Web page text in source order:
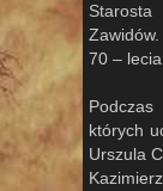
70 – lecia
których
Urszula